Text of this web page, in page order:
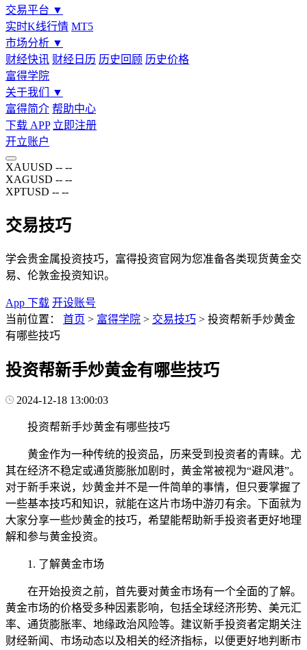
交易平台 ▼
实时K线行情 MT5
市场分析 ▼
财经快讯 财经日历 历史回顾 历史价格
富得学院
关于我们
▼
富得简介 帮助中心
下载 APP 立即注册
开立账户
XAUUSD -- --
XAGUSD -- --
XPTUSD -- --
交易技巧
学会贵金属投资技巧，富得投资官网为您准备各类现货黄金交
易、伦敦金投资知识。
App 下载 开设账号
当前位置：
首页 > 富得学院 > 交易技巧 > 投资帮新手炒黄金
有哪些技巧
投资帮新手炒黄金有哪些技巧
2024-12-18 13:00:03
投资帮新手炒黄金有哪些技巧
黄金作为一种传统的投资品，历来受到投资者的青睐。尤
其在经济不稳定或通货膨胀加剧时，黄金常被视为“避风港”。
对于新手来说，炒黄金并不是一件简单的事情，但只要掌握了
一些基本技巧和知识，就能在这片市场中游刃有余。下面就为
大家分享一些炒黄金的技巧，希望能帮助新手投资者更好地理
解和参与黄金投资。
1. 了解黄金市场
在开始投资之前，首先要对黄金市场有一个全面的了解。
黄金市场的价格受多种因素影响，包括全球经济形势、美元汇
率、通货膨胀率、地缘政治风险等。建议新手投资者定期关注
财经新闻、市场动态以及相关的经济指标，以便更好地判断市